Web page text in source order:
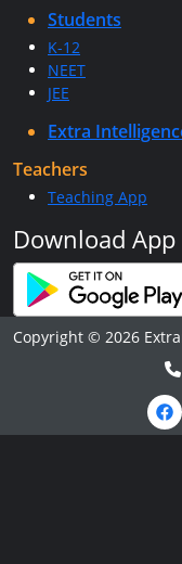
Students
K-12
NEET
JEE
Extra
Teachers
Teaching App
Download App
Copyright © 2026